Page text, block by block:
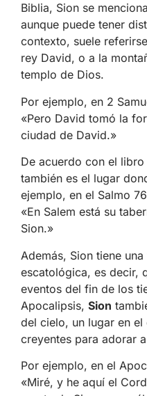
Biblia, Sion se
aunque puede tener
contexto, suele
rey David, o a la
templo de Dios.
Por ejemplo, en 2
«Pero David tomó la
ciudad de David.»
De acuerdo con el
también es el lugar
ejemplo, en el Salmo
«En Salem está su
Sion.»
Además, Sion tiene
escatológica, es decir,
eventos del fin de los
Apocalipsis, Sion
del cielo, un lugar en
creyentes para adorar
Por ejemplo, en el
«Miré, y he aquí el